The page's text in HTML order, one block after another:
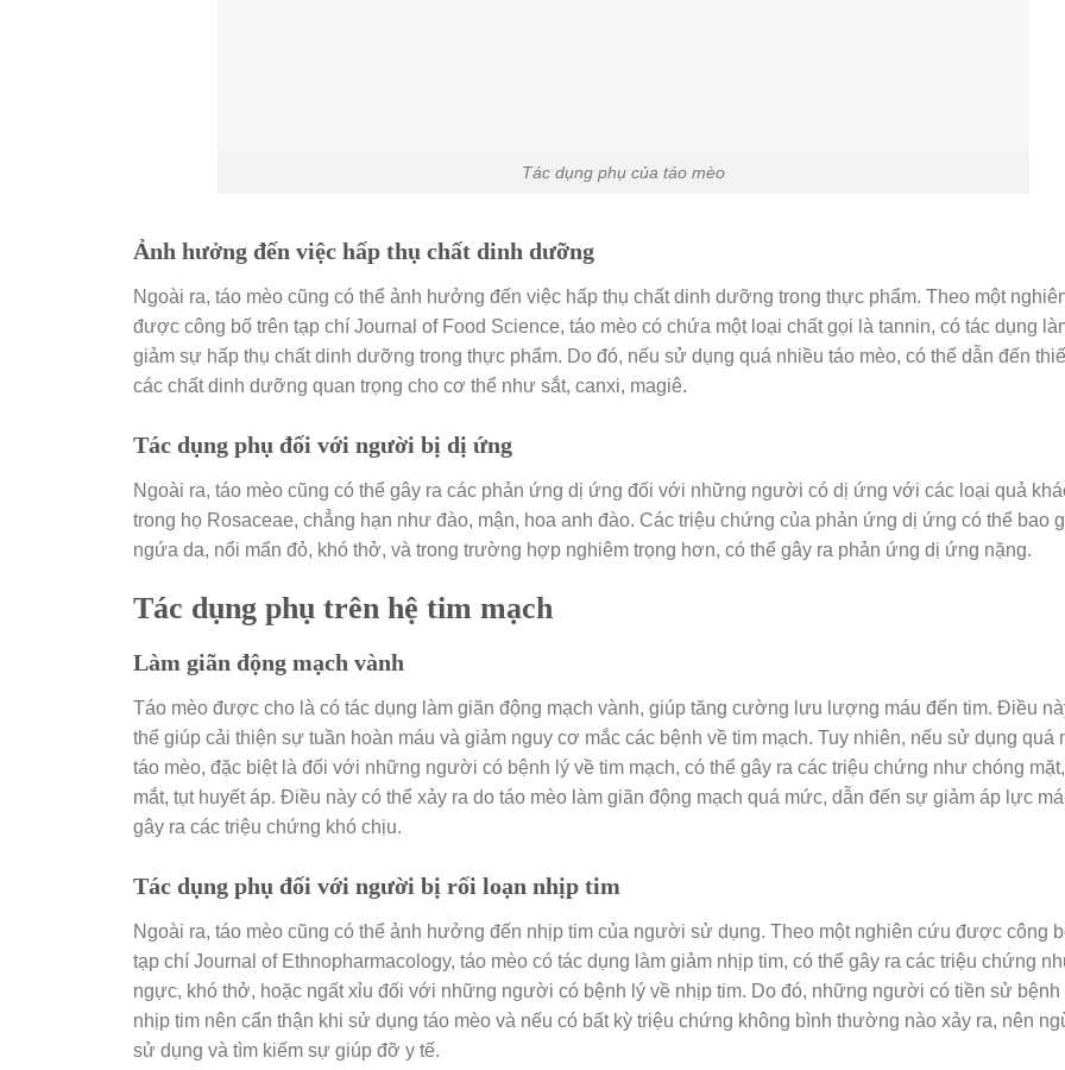
Tác dụng phụ của táo mèo
Ảnh hưởng đến việc hấp thụ chất dinh dưỡng
Ngoài ra, táo mèo cũng có thể ảnh hưởng đến việc hấp thụ chất dinh dưỡng trong thực phẩm. Theo một
được công bố trên tạp chí Journal of Food Science, táo mèo có chứa một loại chất gọi là tannin, có tác dụng
giảm sự hấp thụ chất dinh dưỡng trong thực phẩm. Do đó, nếu sử dụng quá nhiều táo mèo, có thể dẫn đến
các chất dinh dưỡng quan trọng cho cơ thể như sắt, canxi, magiê.
Tác dụng phụ đối với người bị dị ứng
Ngoài ra, táo mèo cũng có thể gây ra các phản ứng dị ứng đối với những người có dị ứng với các loại quả
trong họ Rosaceae, chẳng hạn như đào, mận, hoa anh đào. Các triệu chứng của phản ứng dị ứng có thể bao
ngứa da, nổi mẩn đỏ, khó thở, và trong trường hợp nghiêm trọng hơn, có thể gây ra phản ứng dị ứng nặng.
Tác dụng phụ trên hệ tim mạch
Làm giãn động mạch vành
Táo mèo được cho là có tác dụng làm giãn động mạch vành, giúp tăng cường lưu lượng máu đến tim. Điều
thể giúp cải thiện sự tuần hoàn máu và giảm nguy cơ mắc các bệnh về tim mạch. Tuy nhiên, nếu sử dụng quá
táo mèo, đặc biệt là đối với những người có bệnh lý về tim mạch, có thể gây ra các triệu chứng như chóng
mắt, tụt huyết áp. Điều này có thể xảy ra do táo mèo làm giãn động mạch quá mức, dẫn đến sự giảm áp lực
gây ra các triệu chứng khó chịu.
Tác dụng phụ đối với người bị rối loạn nhịp tim
Ngoài ra, táo mèo cũng có thể ảnh hưởng đến nhịp tim của người sử dụng. Theo một nghiên cứu được công
tạp chí Journal of Ethnopharmacology, táo mèo có tác dụng làm giảm nhịp tim, có thể gây ra các triệu chứng
ngực, khó thở, hoặc ngất xỉu đối với những người có bệnh lý về nhịp tim. Do đó, những người có tiền sử bệnh
nhịp tim nên cẩn thận khi sử dụng táo mèo và nếu có bất kỳ triệu chứng không bình thường nào xảy ra, nên
sử dụng và tìm kiếm sự giúp đỡ y tế.